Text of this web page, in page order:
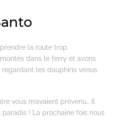
la route trop
dans le ferry et avons
les dauphins venus
vous m’avaient prévenu… Il
! La prochaine fois nous